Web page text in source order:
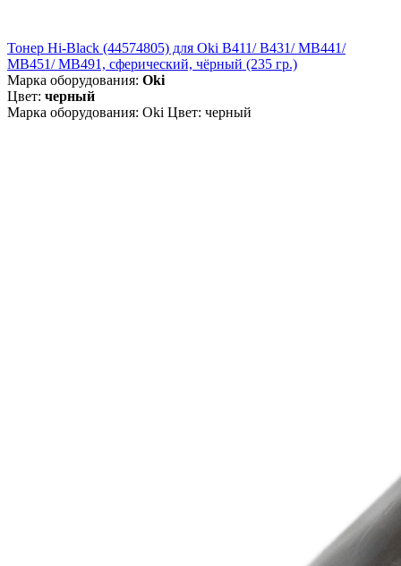
Тонер Hi-Black (44574805) для Oki B411/ B431/ MB441/
MB451/ MB491, сферический, чёрный (235 гр.)
Марка оборудования: Oki
Цвет: черный
Марка оборудования: Oki Цвет: черный